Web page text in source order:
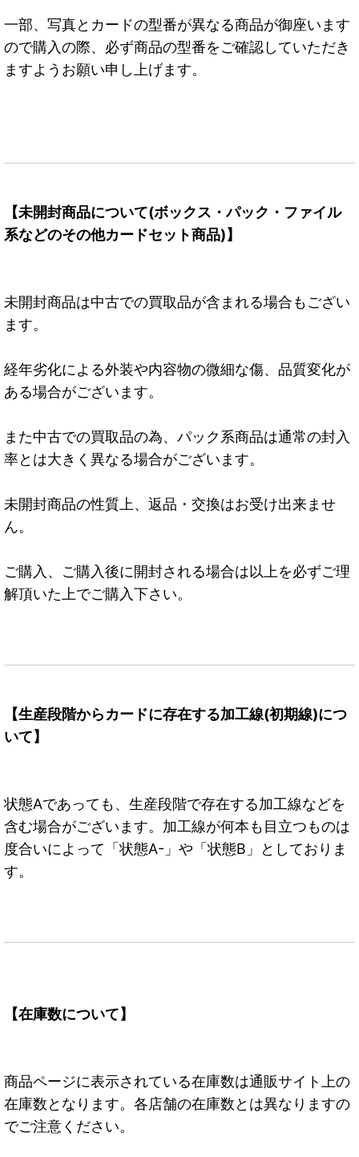
一部、写真とカードの型番が異なる商品が御座います
ので購入の際、必ず商品の型番をご確認していただき
ますようお願い申し上げます。
【未開封商品について(ボックス・パック・ファイル
系などのその他カードセット商品)】
未開封商品は中古での買取品が含まれる場合もござい
ます。
経年劣化による外装や内容物の微細な傷、品質変化が
ある場合がございます。
また中古での買取品の為、パック系商品は通常の封入
率とは大きく異なる場合がございます。
未開封商品の性質上、返品・交換はお受け出来ませ
ん。
ご購入、ご購入後に開封される場合は以上を必ずご理
解頂いた上でご購入下さい。
【生産段階からカードに存在する加工線(初期線)につ
いて】
状態Aであっても、生産段階で存在する加工線などを
含む場合がございます。加工線が何本も目立つものは
度合いによって「状態A-」や「状態B」としておりま
す。
【在庫数について】
商品ページに表示されている在庫数は通販サイト上の
在庫数となります。各店舗の在庫数とは異なりますの
でご注意ください。